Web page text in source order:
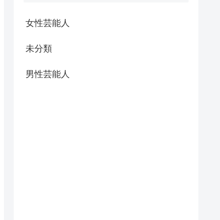
女性芸能人
未分類
男性芸能人